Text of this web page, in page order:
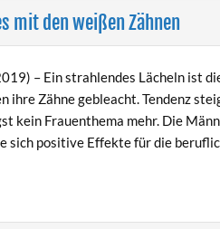
mit den weißen Zähnen
– Ein strahlendes Lächeln ist
ihre Zähne gebleacht. Tendenz
kein Frauenthema mehr. Die
sich positive Effekte für die